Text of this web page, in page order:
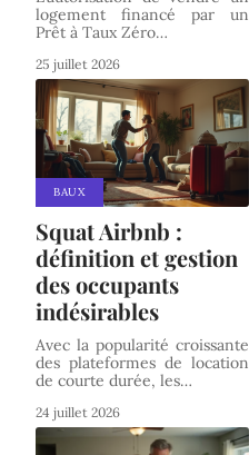
logement financé par un
Prêt à Taux Zéro…
25 juillet 2026
BAUX
Squat Airbnb :
définition et gestion
des occupants
indésirables
Avec la popularité croissante
des plateformes de location
de courte durée, les…
24 juillet 2026